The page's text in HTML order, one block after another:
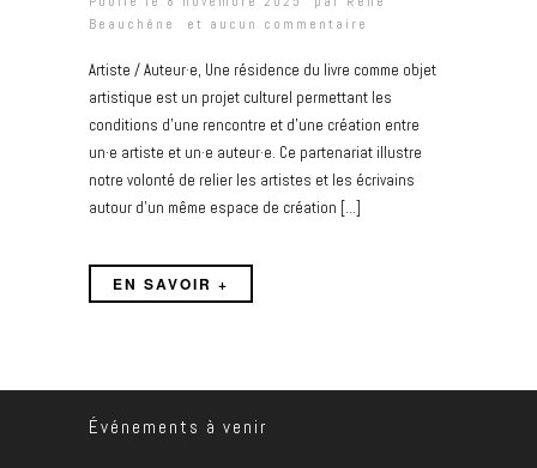
Beauchêne
et aucun commentaire
Artiste / Auteur·e, Une résidence du livre comme objet
artistique est un projet culturel permettant les
conditions d’une rencontre et d’une création entre
un·e artiste et un·e auteur·e. Ce partenariat illustre
notre volonté de relier les artistes et les écrivains
autour d’un même espace de création […]
EN SAVOIR +
Événements à venir